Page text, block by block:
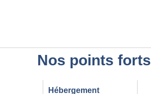
Nos points forts
Hébergement